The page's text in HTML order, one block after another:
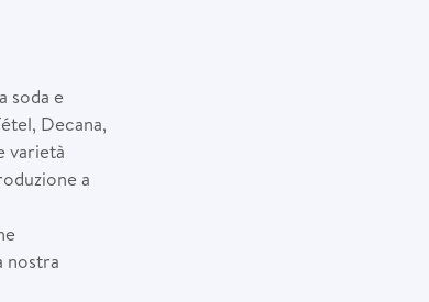
soda e
Decana,
varietà
a
nostra